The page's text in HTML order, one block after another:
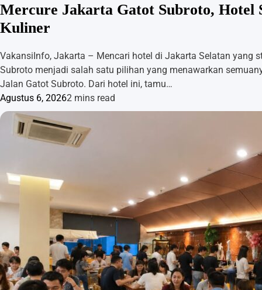
Mercure Jakarta Gatot Subroto, Hotel
Kuliner
VakansiInfo, Jakarta – Mencari hotel di Jakarta Selatan yang
Subroto menjadi salah satu pilihan yang menawarkan
Jalan Gatot Subroto. Dari hotel ini, tamu…
Agustus 6, 20262 mins read